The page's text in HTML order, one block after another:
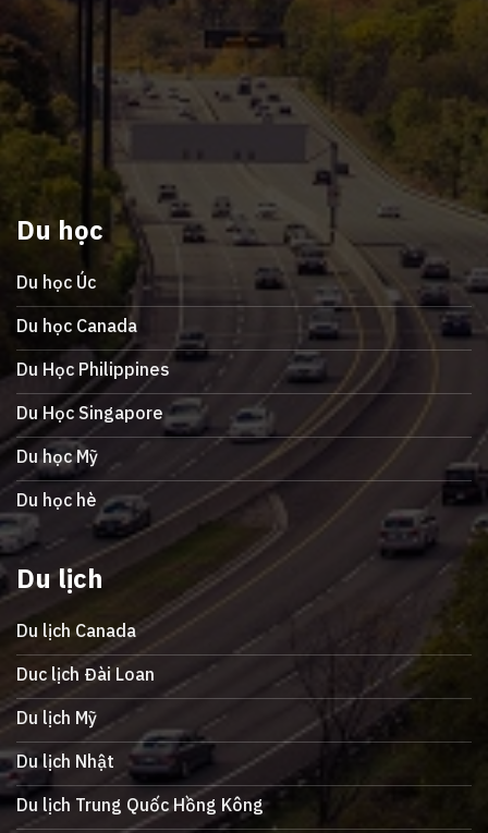
Du học
Du học Úc
Du học Canada
Du Học Philippines
Du Học Singapore
Du học Mỹ
Du học hè
Du lịch
Du lịch Canada
Duc lịch Đài Loan
Du lịch Mỹ
Du lịch Nhật
Du lịch Trung Quốc Hồng Kông